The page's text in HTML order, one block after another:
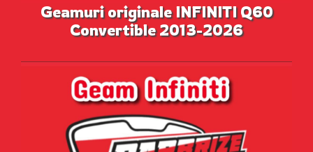
Geamuri originale INFINITI Q60
Convertible 2013-2026